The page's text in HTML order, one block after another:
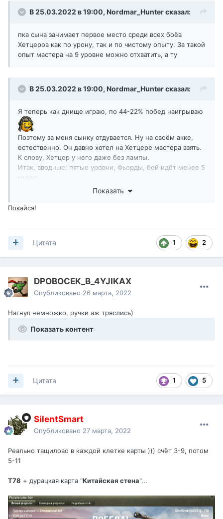
В 25.03.2022 в 19:00, Nordmar_Hunterсказал:
пка сына занимает первое место среди всех боёв
Хетцеров как по урону, так и по чистому опыту. За такой
опыт мастера на 9 уровне можно отхватить, а ту
В 25.03.2022 в 19:00, Nordmar_Hunterсказал:
Я теперь как днище играю, по 44-22% побед наигрываю
Поэтому за меня сынку отдувается. Ну на своём акке,
естественно. Он давно хотел на Хетцере мастера взять.
К слову, Хетцер у него даже без лампы.
Итак, вводные: пятые уровни, Фьорды, бой идёт менее 5
Сколько урония и фрагов может набить Хетцер на голде?
репка сына занимает первое место среди всех боёв
четвёрка и более 40% суммарного ХП противника:
http://wotreplays.ru/site/13993455#stats
Показать
Покайся!
1 2
Цитата
DPOBOCEK_B_4YJIKAX
Опубликовано 26 марта, 2022
Нагнул немножко, ручки аж тряслись)
Показать контент
1 5
Цитата
SilentSmart
Опубликовано 27 марта, 2022
Реально тащилово в каждой клетке карты ))) счёт 3-9, потом
5-11
Т78 + дурацкая карта "Китайская стена"...